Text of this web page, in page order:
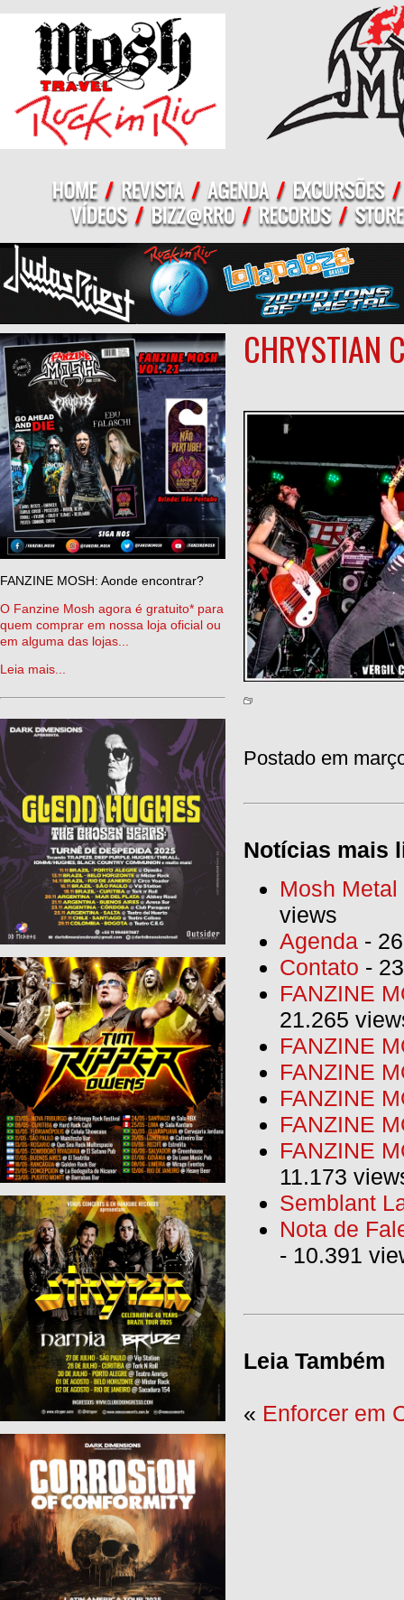
FANZINE MOSH: Aonde encontrar?
O Fanzine Mosh agora é gratuito* para
quem comprar em nossa loja oficial ou
em alguma das lojas...
Leia mais...
CHRYSTIAN
Postado em
Notícias mais
Mosh
views
Agenda -
Contato -
FANZINE
21.265
FANZINE
FANZINE
FANZINE
FANZINE
FANZINE
11.173
Semblant
Nota de
- 10.391
Leia Também
« Enforcer em